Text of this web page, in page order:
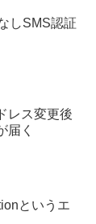
しSMS認証
レス変更後
届く
というエ